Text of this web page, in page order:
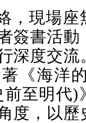
，現場座
簽書活動
深度交流
《海洋
前至明代)
度，以歷